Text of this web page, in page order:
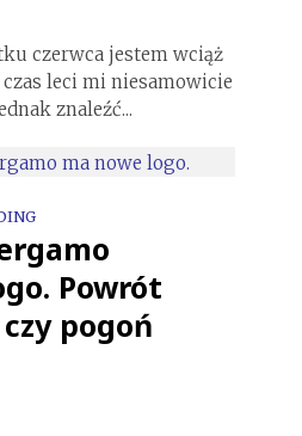
czerwca jestem wciąż
leci mi niesamowicie
znaleźć...
Powrót
pogoń